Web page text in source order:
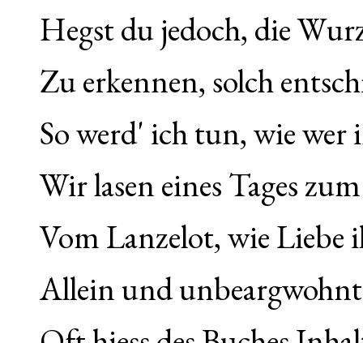
Hegst du jedoch, die
Zu erkennen, solch
So werd' ich tun, wie wer
Wir lasen eines Tages
Vom Lanzelot, wie Liebe
Allein und